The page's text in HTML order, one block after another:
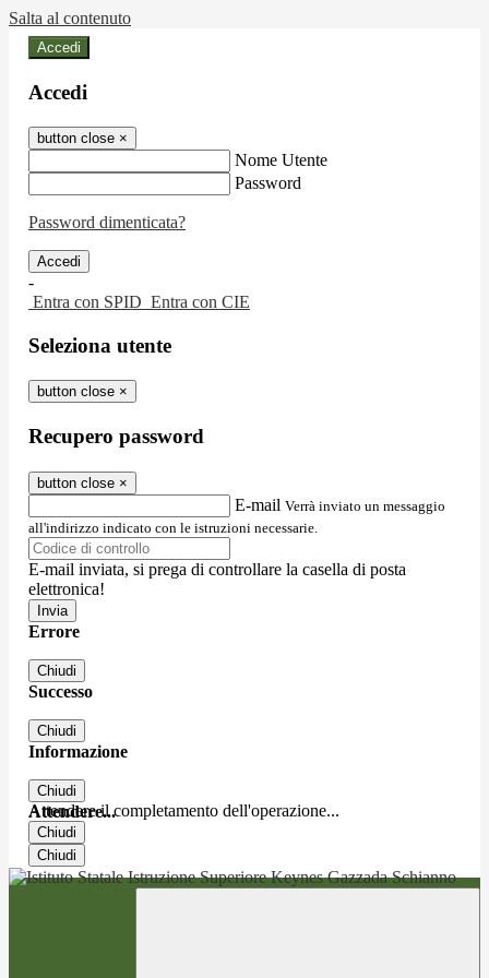
Salta al contenuto
Accedi
Accedi
button close ×
Nome Utente
Password
Password dimenticata?
-
Entra con SPID Entra con CIE
Seleziona utente
button close ×
Recupero password
button close ×
E-mail Verrà inviato un messaggio
all'indirizzo indicato con le istruzioni necessarie.
E-mail inviata, si prega di controllare la casella di posta
elettronica!
Errore
Chiudi
Successo
Chiudi
Informazione
Chiudi
Attendere...
Attendere il completamento dell'operazione...
Chiudi
Chiudi